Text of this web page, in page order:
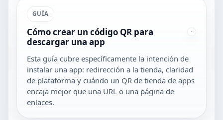
GUÍA
Cómo crear un código QR para
descargar una app
Esta guía cubre específicamente la intención de
instalar una app: redirección a la tienda, claridad
de plataforma y cuándo un QR de tienda de apps
encaja mejor que una URL o una página de
enlaces.